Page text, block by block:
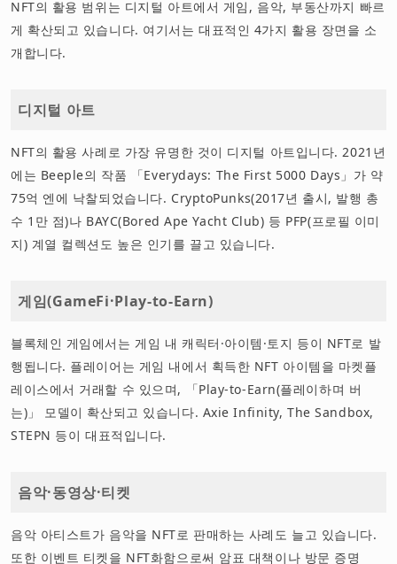
NFT의 활용 범위는 디지털 아트에서 게임, 음악, 부동산까지 빠르
게 확산되고 있습니다. 여기서는 대표적인 4가지 활용 장면을 소
개합니다.
디지털 아트
NFT의 활용 사례로 가장 유명한 것이 디지털 아트입니다. 2021년
에는 Beeple의 작품 「Everydays: The First 5000 Days」가 약
75억 엔에 낙찰되었습니다. CryptoPunks(2017년 출시, 발행 총
수 1만 점)나 BAYC(Bored Ape Yacht Club) 등 PFP(프로필 이미
지) 계열 컬렉션도 높은 인기를 끌고 있습니다.
게임(GameFi·Play-to-Earn)
블록체인 게임에서는 게임 내 캐릭터·아이템·토지 등이 NFT로 발
행됩니다. 플레이어는 게임 내에서 획득한 NFT 아이템을 마켓플
레이스에서 거래할 수 있으며, 「Play-to-Earn(플레이하며 버
는)」 모델이 확산되고 있습니다. Axie Infinity, The Sandbox,
STEPN 등이 대표적입니다.
음악·동영상·티켓
음악 아티스트가 음악을 NFT로 판매하는 사례도 늘고 있습니다.
또한 이벤트 티켓을 NFT화함으로써 암표 대책이나 방문 증명